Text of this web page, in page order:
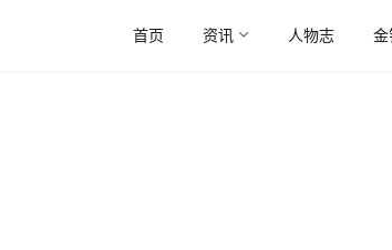
首页 资讯 人物志 金